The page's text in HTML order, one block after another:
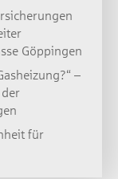
Göppingen
–
für